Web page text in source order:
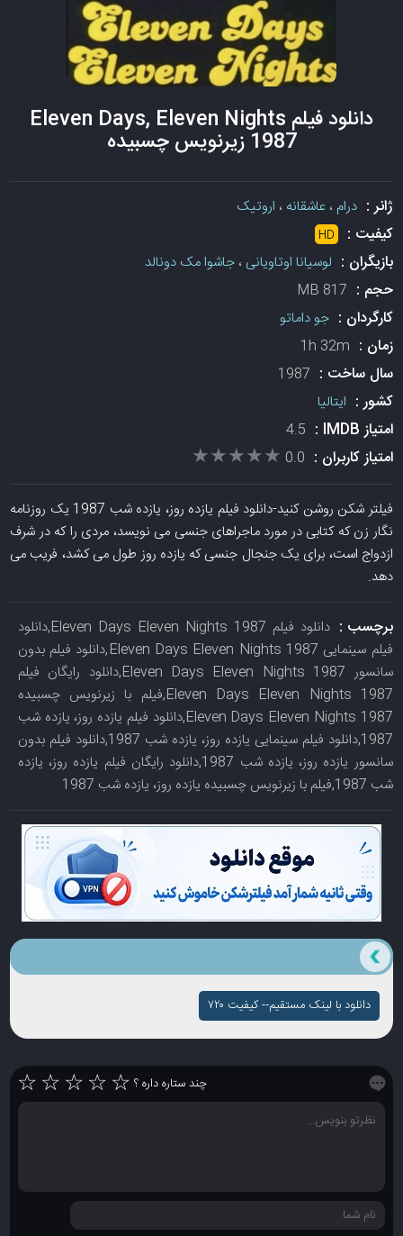
دانلود فیلم Eleven Days, Eleven Nights
1987 زیرنویس چسبیده
ژانر :درام ، عاشقانه ، اروتیک
کیفیت : HD
بازیگران : لوسیانا اوتاویانی ،جاشوا مک دونالد
حجم : 817 MB
کارگردان :جو داماتو
زمان : 1h 32m
سال ساخت : 1987
کشور : ایتالیا
امتیاز IMDB : 4.5
امتیاز کاربران : 0.0
★★★★★
★★★★★
فیلتر شکن روشن کنید-دانلود فیلم یازده روز، یازده شب 1987 یک روزنامه
نگار زن که کتابی در مورد ماجراهای جنسی می نویسد، مردی را که در شرف
ازدواج است، برای یک جنجال جنسی که یازده روز طول می کشد، فریب می
دهد.
برچسب :
دانلود فیلم Eleven Days Eleven Nights 1987,دانلود
فیلم سینمایی Eleven Days Eleven Nights 1987,دانلود فیلم بدون
سانسور Eleven Days Eleven Nights 1987,دانلود رایگان فیلم
Eleven Days Eleven Nights 1987,فیلم با زیرنویس چسبیده
Eleven Days Eleven Nights 1987,دانلود فیلم یازده روز، یازده شب
1987,دانلود فیلم سینمایی یازده روز، یازده شب 1987,دانلود فیلم بدون
سانسور یازده روز، یازده شب 1987,دانلود رایگان فیلم یازده روز، یازده
شب 1987,فیلم با زیرنویس چسبیده یازده روز، یازده شب 1987
دانلود با لینک مستقیم-- کیفیت ۷۲۰
چند ستاره داره ؟ ☆
☆
☆
☆
☆